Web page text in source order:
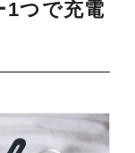
1つで充電